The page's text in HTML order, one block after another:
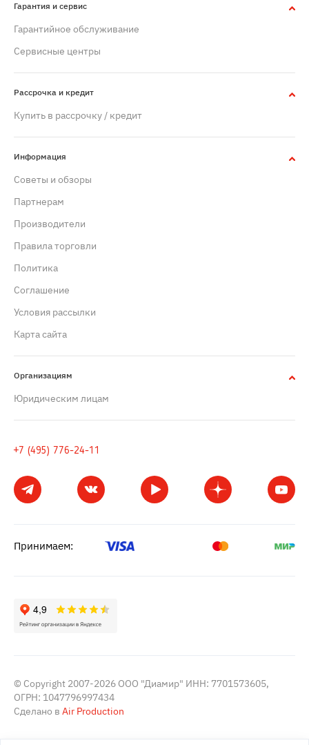
Гарантия и сервис
Гарантийное обслуживание
Сервисные центры
Рассрочка и кредит
Купить в рассрочку / кредит
Информация
Советы и обзоры
Партнерам
Производители
Правила торговли
Политика
Cоглашение
Условия рассылки
Карта сайта
Организациям
Юридическим лицам
+7 (495) 776-24-11
Принимаем:
© Copyright 2007-2026 ООО "Диамир" ИНН: 7701573605,
ОГРН: 1047796997434
Сделано в Air Production